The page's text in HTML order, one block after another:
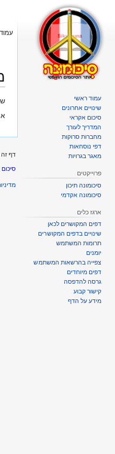
עמוד ראשי
שינויים אחרונים
סיכום אקראי
המדריך לעורך
מחברות סרוקות
דפי נוסחאות
מאגר בגרויות
פרוייקטים
סיכומונה תיכון
סיכומונה אקדמי
ארגז כלים
דפים המקושרים לכאן
שינויים בדפים המקושרים
תרומות המשתמש
יומנים
צפייה בהרשאות המשתמש
דפים מיוחדים
גרסה להדפסה
קישור קבוע
מידע על הדף
דף זה נערך